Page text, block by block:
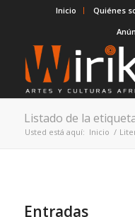
Inicio Quiénes
Listado de la
Usted está aquí: Inicio /
Entradas